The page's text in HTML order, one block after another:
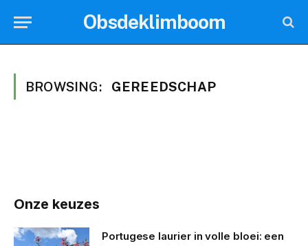
Obsdeklimboom
BROWSING: GEREEDSCHAP
Onze keuzes
Portugese laurier in volle bloei: een